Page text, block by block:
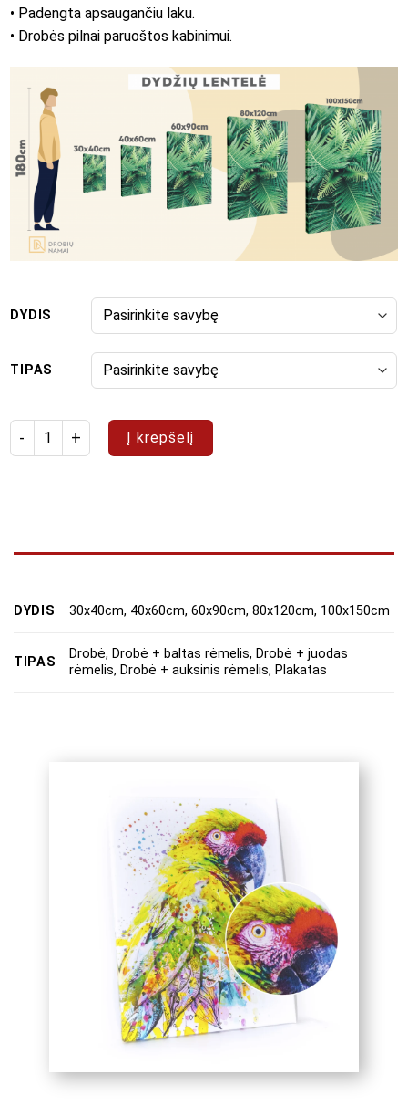
• Padengta apsaugančiu laku.
• Drobės pilnai paruoštos kabinimui.
DYDIS
TIPAS
produkto kiekis: Paveikslas "Abstraktas 36"
Į krepšelį
DYDIS 30x40cm, 40x60cm, 60x90cm, 80x120cm, 100x150cm
TIPAS
Drobė, Drobė + baltas rėmelis, Drobė + juodas
rėmelis, Drobė + auksinis rėmelis, Plakatas